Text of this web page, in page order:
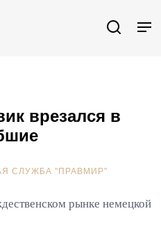
врезался в
СЛУЖБА "ПРАВМИР"
рынке немецкой